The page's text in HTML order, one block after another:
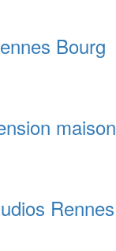
Bourg
maison
Rennes